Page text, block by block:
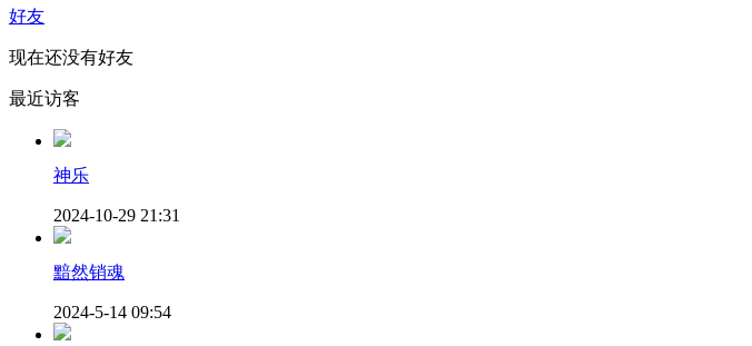
好友
现在还没有好友
最近访客
神乐
2024-10-29 21:31
黯然销魂
2024-5-14 09:54